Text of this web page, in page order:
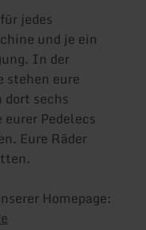
jedes
und je ein
In der
stehen eure
dort sechs
Pedelecs
Eure Räder
Homepage: